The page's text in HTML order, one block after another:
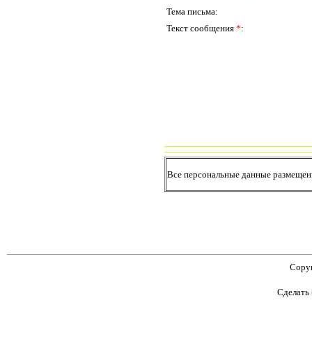
Тема письма:
Текст сообщения *:
Все персональные данные
Сделать